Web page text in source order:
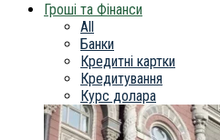
Гроші та Фінанси
All
Банки
Кредитні картки
Кредитування
Курс долара